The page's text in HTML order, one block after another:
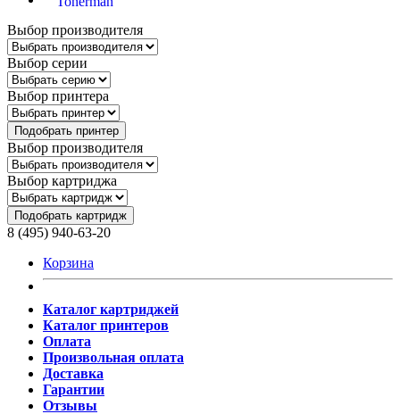
Выбор производителя
Выбор серии
Выбор принтера
Подобрать принтер
Выбор производителя
Выбор картриджа
Подобрать картридж
8 (495) 940-63-20
Корзина
Каталог картриджей
Каталог принтеров
Оплата
Произвольная оплата
Доставка
Гарантии
Отзывы